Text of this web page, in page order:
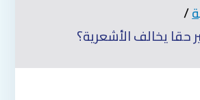
يخالف الأشعرية؟